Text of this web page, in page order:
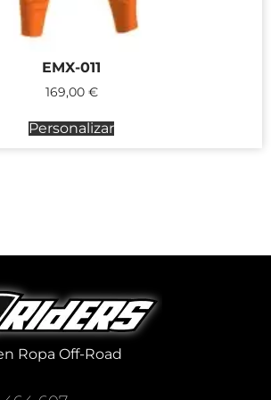
EMX-011
169,00 €
Personalizar
Ropa Off-Road